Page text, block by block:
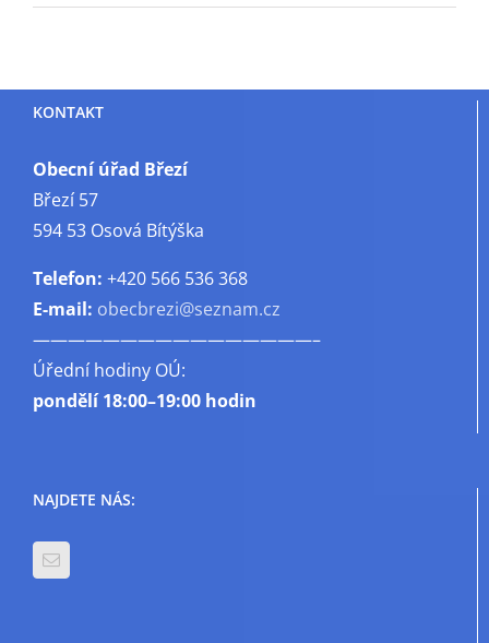
s
4/2026
KONTAKT
Obecní úřad Březí
Březí 57
594 53 Osová Bítýška
Telefon: +420 566 536 368
E-mail: obecbrezi@seznam.cz
————————————————–
Úřední hodiny OÚ:
pondělí18:00–19:00 hodin
NAJDETE NÁS: